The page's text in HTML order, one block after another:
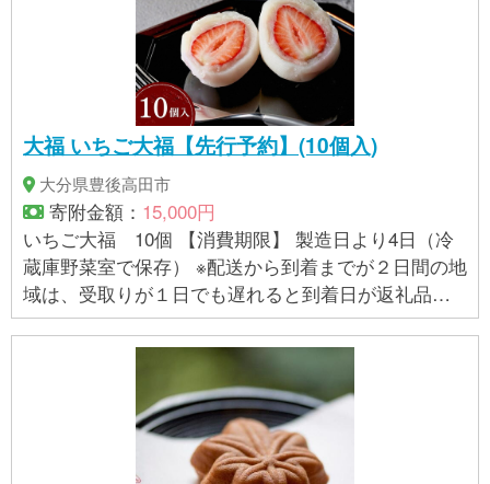
大福 いちご大福【先行予約】(10個入)
大分県豊後高田市
寄附金額： 15,000円
いちご大福 10個 【消費期限】 製造日より4日（冷
蔵庫野菜室で保存） ※配送から到着までが２日間の地
域は、受取りが１日でも遅れると到着日が返礼品の
消費期限日となります。 ※また、最短で受取った場合
でも、餅生地の性質上固くなる場合がございますの
で到着日当日にお召し上がりいただくことをおすす
めします。 上記のことをご理解の上、お申込みくだ
さい。 【アレルギー品目】 アレルギー品目なし